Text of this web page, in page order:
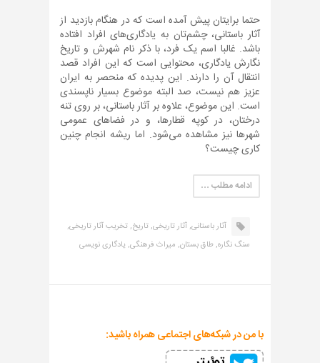
حتما برایتان پیش آمده است که در هنگام بازدید از
آثار باستانی، چشم‌تان به یادگاری‌های افراد افتاده
باشد. غالبا اسم یک فرد، با ذکر نام شهرش و تاریخ
نگارش یادگاری، محتوایی است که این افراد قصد
انتقال آن را دارند. این پدیده که منحصر به ایران
عزیز هم نیست، صد البته موضوع بسیار ناپسندی
است. این موضوع، علاوه بر آثار باستانی، بر روی تنه
درختان، در کوپه قطارها، و در فضاهای عمومی
شهرها نیز مشاهده می‌شود. اما ریشه انجام چنین
کاری چیست؟
ادامه مطلب …
آثار باستانی,آثار تاریخی,تاریخ,تخریب آثار تاریخی,
سنگ نگاره,طاق بستان, میراث فرهنگی, یادگاری نویسی
با من در شبکه‌های اجتماعی همراه باشید: